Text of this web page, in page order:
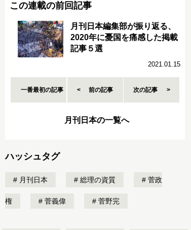
この連載の前回記事
月刊日本編集部が振り返る、
2020年に憂国を痛感した掲載
記事５選
2021.01.15
一番最初の記事 前の記事 次の記事
月刊日本の一覧へ
ハッシュタグ
月刊日本 総理の資質 菅政
権 菅義偉 菅野完